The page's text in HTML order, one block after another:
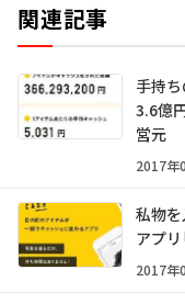
関連記事
手持
3.6億
営元
2017年
私物
アプリ
2017年